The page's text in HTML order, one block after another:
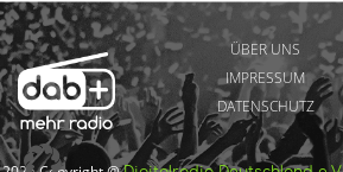
ÜBER UNS
IMPRESSUM
DATENSCHUTZ